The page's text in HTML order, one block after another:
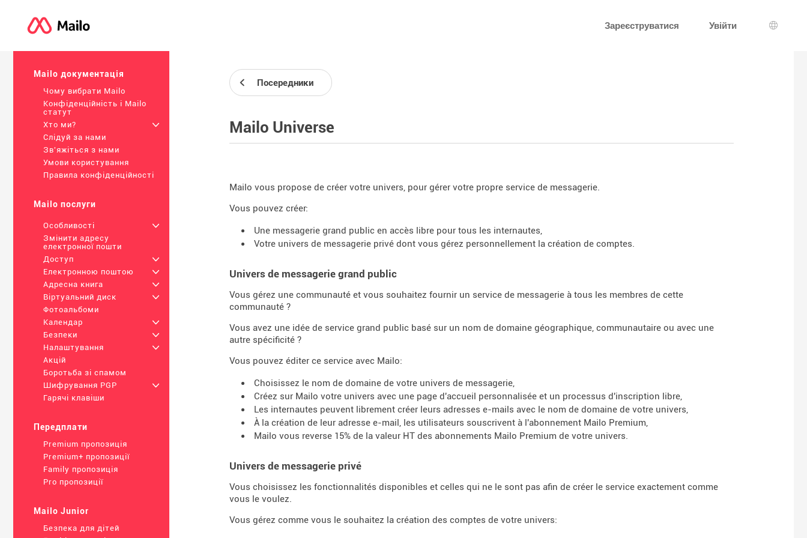
Зареєструватися Увійти
Вибір
Mailo документація
Чому вибрати Mailo
Конфіденційність і Mailo
статут
Хто ми?
+
Слідуй за нами
Зв'яжіться з нами
Умови користування
Правила конфіденційності
Mailo послуги
Особливості
+
Змінити адресу
електронної пошти
Доступ
+
Електронною поштою
+
Адресна книга
+
Віртуальний диск
+
Фотоальбоми
Календар
+
Безпеки
+
Налаштування
+
Акцій
Боротьба зі спамом
Шифрування PGP
+
Гарячі клавіши
Передплати
Premium пропозиція
Premium+ пропозиції
Family пропозиція
Pro пропозиції
Mailo Junior
Безпека для дітей
Посередники
Mailo Universe
Mailo vous propose de créer votre univers, pour gérer votre propre service de messagerie.
Vous pouvez créer:
Une messagerie grand public en accès libre pour tous les internautes,
Votre univers de messagerie privé dont vous gérez personnellement la création de comptes.
Univers de messagerie grand public
Vous gérez une communauté et vous souhaitez fournir un service de messagerie à tous les membres de cette
communauté ?
Vous avez une idée de service grand public basé sur un nom de domaine géographique, communautaire ou avec une
autre spécificité ?
Vous pouvez éditer ce service avec Mailo:
Choisissez le nom de domaine de votre univers de messagerie,
Créez sur Mailo votre univers avec une page d'accueil personnalisée et un processus d'inscription libre,
Les internautes peuvent librement créer leurs adresses e-mails avec le nom de domaine de votre univers,
À la création de leur adresse e-mail, les utilisateurs souscrivent à l'abonnement Mailo Premium,
Mailo vous reverse 15% de la valeur HT des abonnements Mailo Premium de votre univers.
Univers de messagerie privé
Vous choisissez les fonctionnalités disponibles et celles qui ne le sont pas afin de créer le service exactement comme
vous le voulez.
Vous gérez comme vous le souhaitez la création des comptes de votre univers: